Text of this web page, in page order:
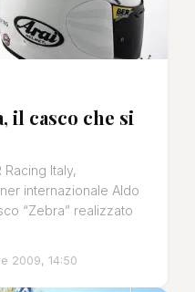
il casco che si
Italy,
internazionale Aldo
“Zebra” realizzato
2009, 14:50